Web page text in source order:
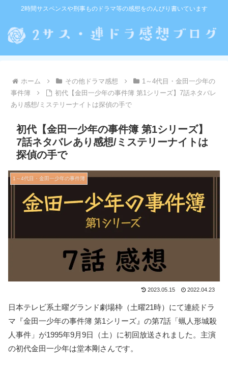
2時間サスペンスや刑事ものドラマ等の感想をのんびり書いています
ホーム その他ドラマ感想
1～4代目・金田一少年の
事件簿
初代【金田一少年の事件簿 第1シリーズ】7話ネタバレ
あり感想/ミステリーナイトは探偵の手で
初代【金田一少年の事件簿 第1シリーズ】
7話ネタバレあり感想/ミステリーナイトは
探偵の手で
1～4代目・金田一少年の事件簿
2023.05.15 2022.04.23
日本テレビ系土曜グランド劇場枠（土曜21時）にて連続ドラ
マ『金田一少年の事件簿 第1シリーズ』の第7話「蝋人形城殺
人事件」が1995年9月9日（土）に初回放送されました。主演
の初代金田一少年は堂本剛さんです。